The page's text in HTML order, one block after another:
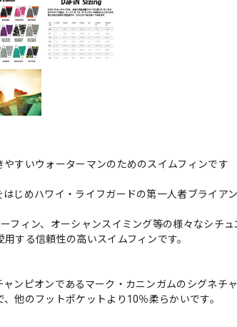
すいウォーターマンのためのスイムフィンです
じめハワイ・ライフガードの第一人者ブライア
フィン、オーシャンスイミング等の様々なシチュ
する信頼性の高いスイムフィンです。
ンピオンであるマーク・カニンガムのシグネチ
他のフットポケットより10％柔らかいです。